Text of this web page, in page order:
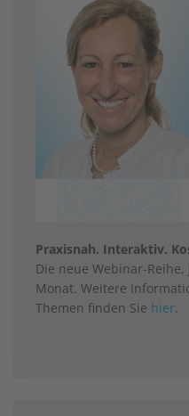
Praxisnah. Interaktiv.
Die neue Webinar-
Monat. Weitere
Themen finden Sie hier.